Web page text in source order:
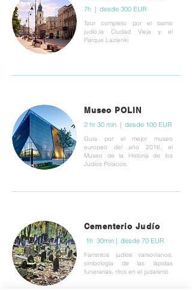
7h | desde 300 EUR
Tour completo por el barrio
judío,la Ciudad Vieja y el
Parque Lazienki
Museo POLIN
2 hr 30 min | desde 100 EUR
Guía por el mejor museo
europeo del año 2016, el
Museo de la Historia de los
Judíos Polacos.
Cementerio Judío
1h 30min | desde 70 EUR
Famosos judíos varsovianos,
simbología de las lápidas
funerarias, ritos en el judaismo